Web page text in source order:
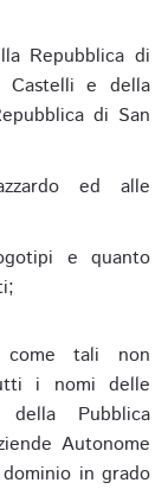
Repubblica di
e della
di San
ed alle
e quanto
come tali non
i nomi delle
Pubblica
Autonome
in grado